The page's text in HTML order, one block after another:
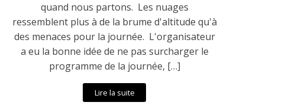
quand nous partons. Les nuages
ressemblent plus à de la brume d'altitude qu'à
des menaces pour la journée. L'organisateur
a eu la bonne idée de ne pas surcharger le
programme de la journée, […]
Lire la suite